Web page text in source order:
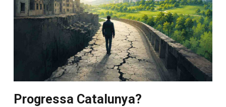
Progressa Catalunya?